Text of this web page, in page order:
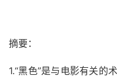
摘要：
1.“黑色”是与电影有关的